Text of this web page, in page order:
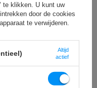
te klikken. U kunt uw
door de cookies
te verwijderen.
Altijd
actief